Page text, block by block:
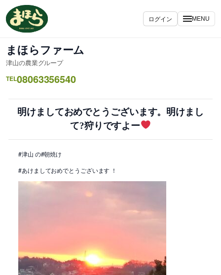
容
を
キ
ッ
プ
ログイン MENU
まほらファーム
津山の農業グループ
TEL08063356540
明けましておめでとうございます。明けまし
て?狩りですよー
#津山 の#朝焼け
#あけましておめでとうございます ！